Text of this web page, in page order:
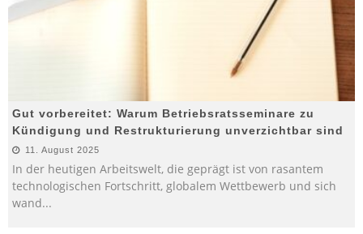
Gut vorbereitet: Warum Betriebsratsseminare zu
Kündigung und Restrukturierung unverzichtbar sind
11. August 2025
In der heutigen Arbeitswelt, die geprägt ist von rasantem
technologischen Fortschritt, globalem Wettbewerb und sich
wand...